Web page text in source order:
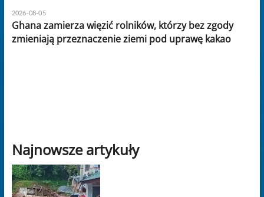
2026-08-05
Ghana zamierza więzić rolników, którzy bez zgody
zmieniają przeznaczenie ziemi pod uprawę kakao
Najnowsze artykuły